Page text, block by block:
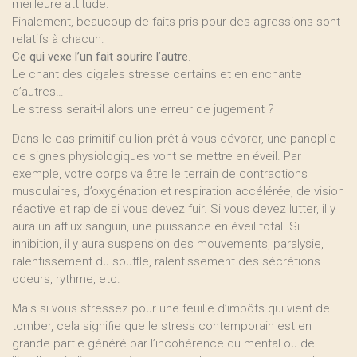
meilleure attitude.
Finalement, beaucoup de faits pris pour des agressions sont
relatifs à chacun.
Ce qui vexe l’un fait sourire l’autre.
Le chant des cigales stresse certains et en enchante
d’autres…
Le stress serait-il alors une erreur de jugement ?
Dans le cas primitif du lion prêt à vous dévorer, une panoplie
de signes physiologiques vont se mettre en éveil. Par
exemple, votre corps va être le terrain de contractions
musculaires, d’oxygénation et respiration accélérée, de vision
réactive et rapide si vous devez fuir. Si vous devez lutter, il y
aura un afflux sanguin, une puissance en éveil total. Si
inhibition, il y aura suspension des mouvements, paralysie,
ralentissement du souffle, ralentissement des sécrétions
odeurs, rythme, etc.
Mais si vous stressez pour une feuille d’impôts qui vient de
tomber, cela signifie que le stress contemporain est en
grande partie généré par l’incohérence du mental ou de